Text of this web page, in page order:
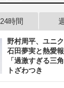
24時間
野村周平、ユニ
石田夢実と熱愛
「過激すぎる三
トざわつき